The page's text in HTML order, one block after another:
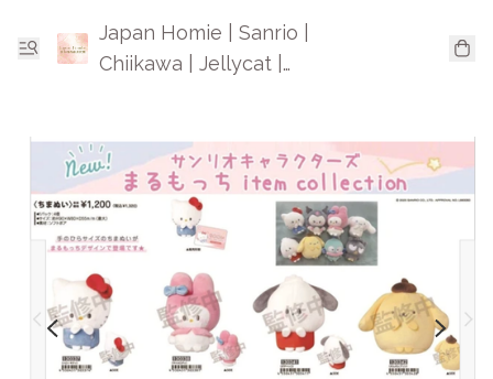
Japan Homie | Sanrio |
Chiikawa | Jellycat |